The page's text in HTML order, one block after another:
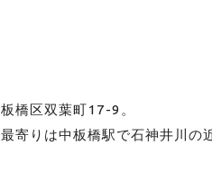
板橋区双葉町17-9 。
最寄りは中板橋駅で石神井川の